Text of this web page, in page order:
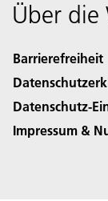
Über die
Barrierefreiheit
Datenschutz-
Impressum &